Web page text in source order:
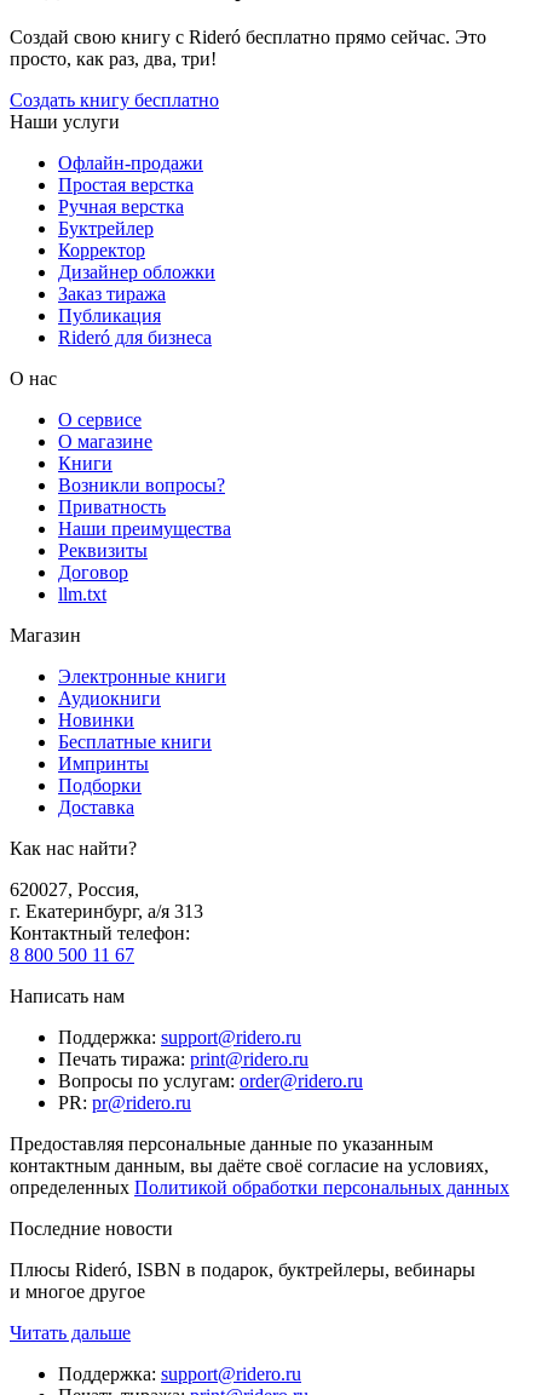
Создай свою книгу с Rideró бесплатно прямо сейчас. Это
просто, как раз, два, три!
Создать книгу бесплатно
Наши услуги
Офлайн-продажи
Простая верстка
Ручная верстка
Буктрейлер
Корректор
Дизайнер обложки
Заказ тиража
Публикация
Rideró для бизнеса
О нас
О сервисе
О магазине
Книги
Возникли вопросы?
Приватность
Наши преимущества
Реквизиты
Договор
llm.txt
Магазин
Электронные книги
Аудиокниги
Новинки
Бесплатные книги
Импринты
Подборки
Доставка
Как нас найти?
620027, Россия,
г. Екатеринбург, а/я 313
Контактный телефон:
8 800 500 11 67
Написать нам
Поддержка: support@ridero.ru
Печать тиража: print@ridero.ru
Вопросы по услугам: order@ridero.ru
PR: pr@ridero.ru
Предоставляя персональные данные по указанным
контактным данным, вы даёте своё согласие на условиях,
определенных Политикой обработки персональных данных
Последние новости
Плюсы Rideró, ISBN в подарок, буктрейлеры, вебинары
и многое другое
Читать дальше
Поддержка: support@ridero.ru